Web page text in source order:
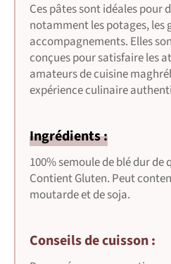
Ces pâtes sont idéales pour
notamment les potages, les
accompagnements. Elles
conçues pour satisfaire les
amateurs de cuisine
expérience culinaire
Ingrédients :
100% semoule de blé dur
Contient Gluten. Peut
moutarde et de soja.
Conseils de cuisson :